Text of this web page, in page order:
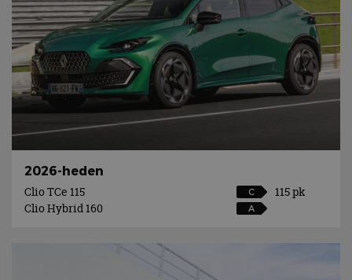
2026-heden
Clio TCe 115
C
115 pk
Clio Hybrid 160
A